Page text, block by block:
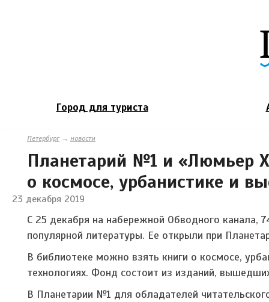
Город для туриста
Петербург→ новости
Планетарий №1 и «Люмьер
о космосе, урбанистике и
23 декабря 2019
С 25 декабря на набережной Обводного канала,
популярной литературы. Ее открыли при
В библиотеке можно взять книги о космосе,
технологиях. Фонд состоит из изданий,
В Планетарии №1 для обладателей